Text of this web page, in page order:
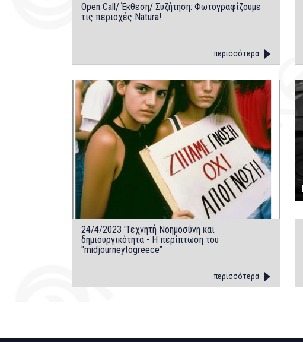
Open Call/ Έκθεση/ Συζήτηση: Φωτογραφίζουμε
τις περιοχές Natura!
περισσότερα
24/4/2023 'Τεχνητή Νοημοσύνη και
δημιουργικότητα - Η περίπτωση του
"midjourneytogreece”
περισσότερα